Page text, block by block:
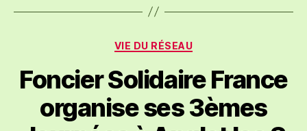
Catégories
VIE DU RÉSEAU
Foncier Solidaire France
organise ses 3èmes